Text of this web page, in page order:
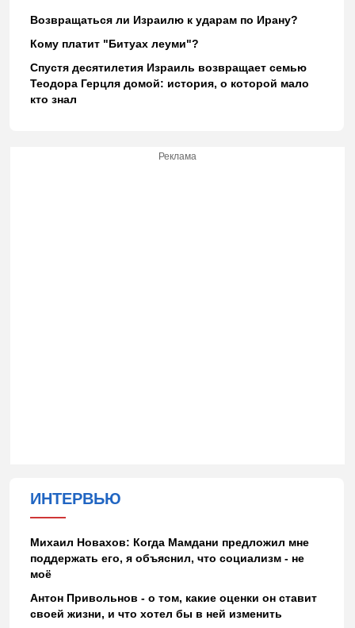
Возвращаться ли Израилю к ударам по Ирану?
Кому платит "Битуах леуми"?
Спустя десятилетия Израиль возвращает семью
Теодора Герцля домой: история, о которой мало
кто знал
Реклама
ИНТЕРВЬЮ
Михаил Новахов: Когда Мамдани предложил мне
поддержать его, я объяснил, что социализм - не
моё
Антон Привольнов - о том, какие оценки он ставит
своей жизни, и что хотел бы в ней изменить